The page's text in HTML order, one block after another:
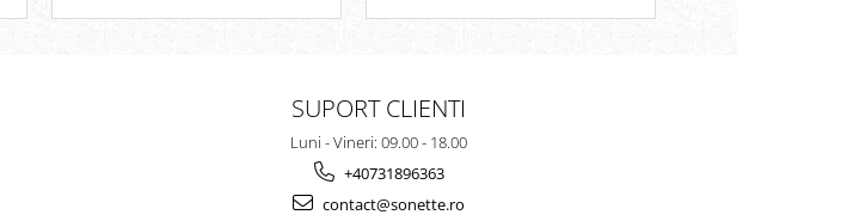
SUPORT CLIENTI
Luni - Vineri: 09.00 - 18.00
+40731896363
contact@sonette.ro